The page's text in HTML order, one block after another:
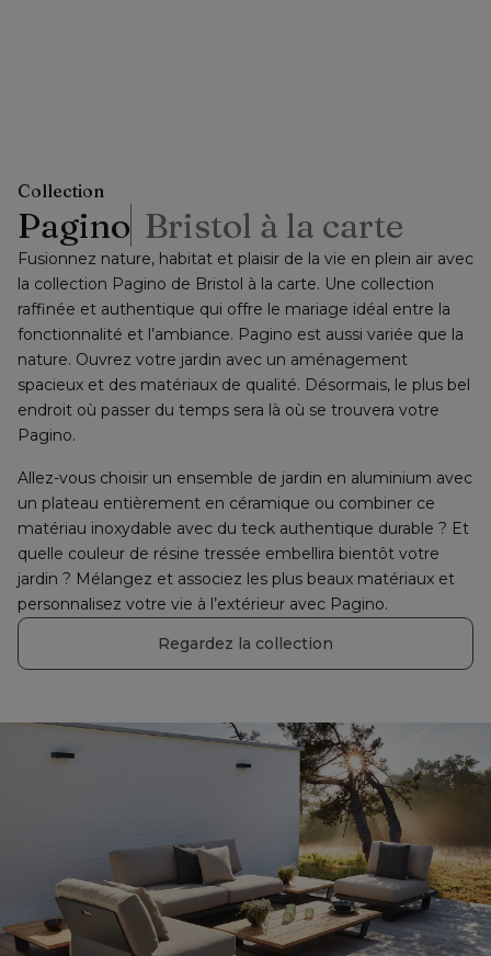
Collection
Pagino Bristol à la carte
Fusionnez nature, habitat et plaisir de la vie en plein air avec
la collection Pagino de Bristol à la carte. Une collection
raffinée et authentique qui offre le mariage idéal entre la
fonctionnalité et l’ambiance. Pagino est aussi variée que la
nature. Ouvrez votre jardin avec un aménagement
spacieux et des matériaux de qualité. Désormais, le plus bel
endroit où passer du temps sera là où se trouvera votre
Pagino.
Allez-vous choisir un ensemble de jardin en aluminium avec
un plateau entièrement en céramique ou combiner ce
matériau inoxydable avec du teck authentique durable ? Et
quelle couleur de résine tressée embellira bientôt votre
jardin ? Mélangez et associez les plus beaux matériaux et
personnalisez votre vie à l’extérieur avec Pagino.
Regardez la collection